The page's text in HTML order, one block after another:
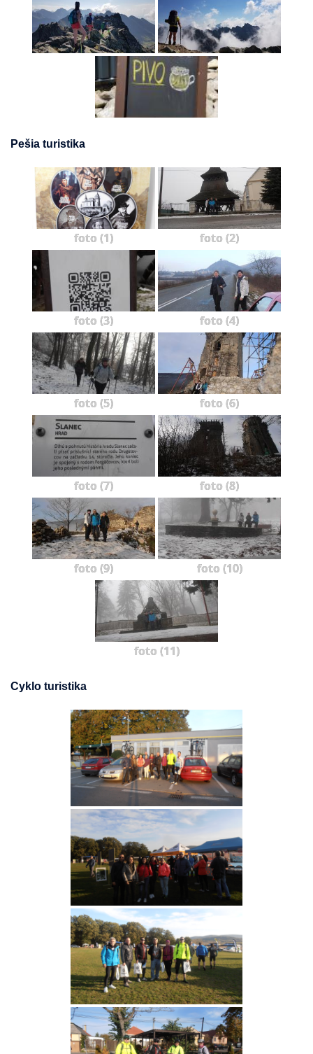
Pešia turistika
foto (1) foto (2)
foto (3) foto (4)
foto (5) foto (6)
foto (7) foto (8)
foto (9) foto (10)
foto (11)
Cyklo turistika